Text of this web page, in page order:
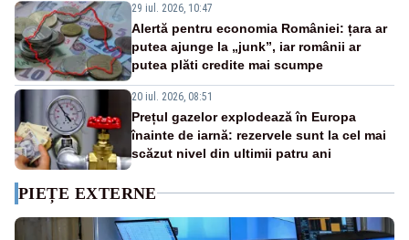
29 iul. 2026, 10:47
Alertă pentru economia României: țara ar
putea ajunge la „junk”, iar românii ar
putea plăti credite mai scumpe
20 iul. 2026, 08:51
Prețul gazelor explodează în Europa
înainte de iarnă: rezervele sunt la cel mai
scăzut nivel din ultimii patru ani
PIEȚE EXTERNE